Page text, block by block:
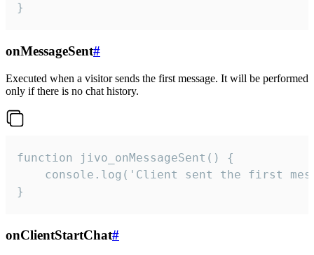
}
onMessageSent#
Executed when a visitor sends the first message. It will be performed
only if there is no chat history.
function jivo_onMessageSent() {
console.log('Client sent the first
}
onClientStartChat#